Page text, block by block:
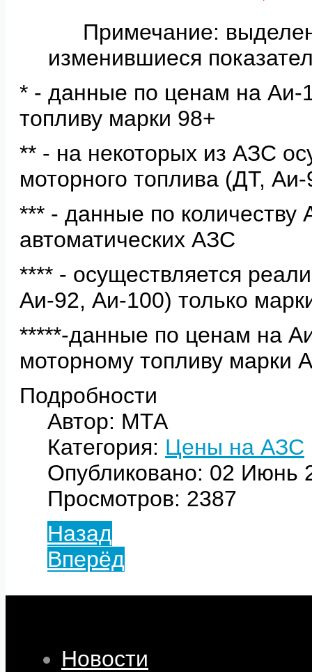
Примечание:
изменившиеся
* - данные по ценам на Аи-
топливу марки 98+
** - на некоторых из АЗС
моторного топлива (ДТ,
*** - данные по количеству
автоматических АЗС
**** - осуществляется
Аи-92, Аи-100) только
*****-данные по ценам на
моторному топливу марки
Подробности
Автор: МТА
Категория: Цены на АЗС
Опубликовано: 02 Июнь
Просмотров: 2387
Назад
Вперёд
Новости